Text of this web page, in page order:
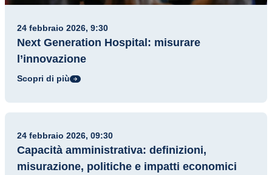
24 febbraio 2026, 9:30
Next Generation Hospital: misurare
l’innovazione
Scopri di più
Evento
24 febbraio 2026, 09:30
Capacità amministrativa: definizioni,
misurazione, politiche e impatti economici